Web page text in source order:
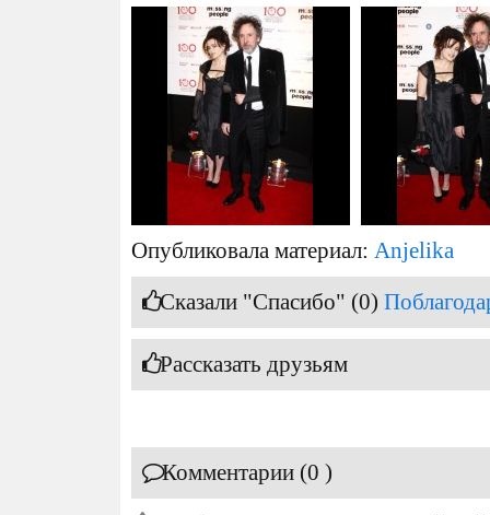
Опубликовала материал: Anjelika
Сказали "Спасибо" (0)
Рассказать друзьям
Комментарии (0 )